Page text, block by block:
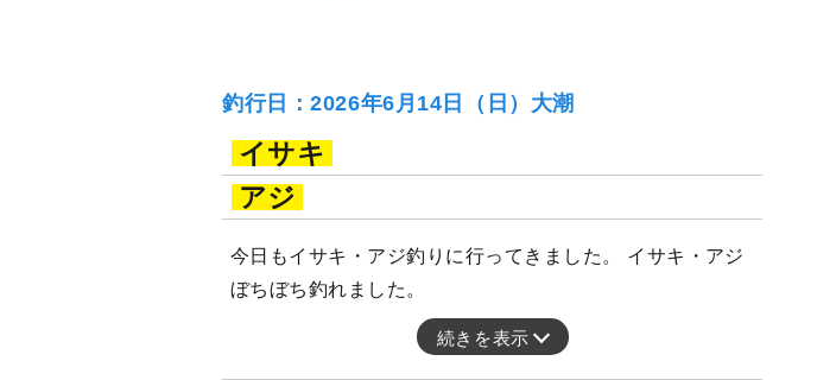
釣行日：2026年6月14日（日）大潮
イサキ
アジ
今日もイサキ・アジ釣りに行ってきました。 イサキ・アジ
ぼちぼち釣れました。
続きを表示